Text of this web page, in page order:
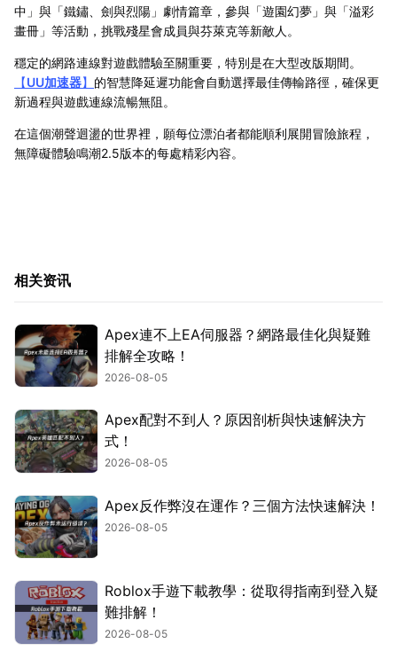
中」與「鐵鏽、劍與烈陽」劇情篇章，參與「遊園幻夢」與「溢彩
畫冊」等活動，挑戰殘星會成員與芬萊克等新敵人。
穩定的網路連線對遊戲體驗至關重要，特別是在大型改版期間。
【UU加速器】 的智慧降延遲功能會自動選擇最佳傳輸路徑，確保更
新過程與遊戲連線流暢無阻。
在這個潮聲迴盪的世界裡，願每位漂泊者都能順利展開冒險旅程，
無障礙體驗鳴潮2.5版本的每處精彩內容。
相关资讯
Apex連不上EA伺服器？網路最佳化與疑難
排解全攻略！
2026-08-05
Apex配對不到人？原因剖析與快速解決方
式！
2026-08-05
Apex反作弊沒在運作？三個方法快速解決！
2026-08-05
Roblox手遊下載教學：從取得指南到登入疑
難排解！
2026-08-05